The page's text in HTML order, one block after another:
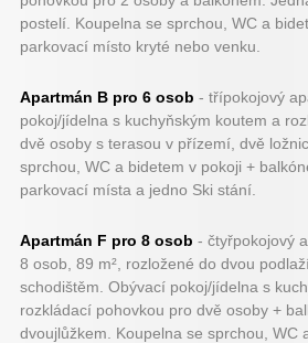
postelí. Koupelna se sprchou, WC a
parkovací místo kryté nebo venku.
Apartmán B pro 6 osob - třípokojový
pokoj/jídelna s kuchyňským koutem a
dvě osoby s terasou v přízemí, dvě
sprchou, WC a bidetem v pokoji +
parkovací místa a jedno Ski stání.
Apartmán F pro 8 osob - čtyřpokojový
8 osob, 89 m², rozložené do dvou
schodištěm. Obývací pokoj/jídelna s
rozkládací pohovkou pro dvě osoby +
dvoujlůžkem. Koupelna se sprchou, WC